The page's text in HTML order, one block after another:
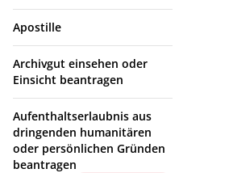
Apostille
Archivgut einsehen oder
Einsicht beantragen
Aufenthaltserlaubnis aus
dringenden humanitären
oder persönlichen Gründen
beantragen